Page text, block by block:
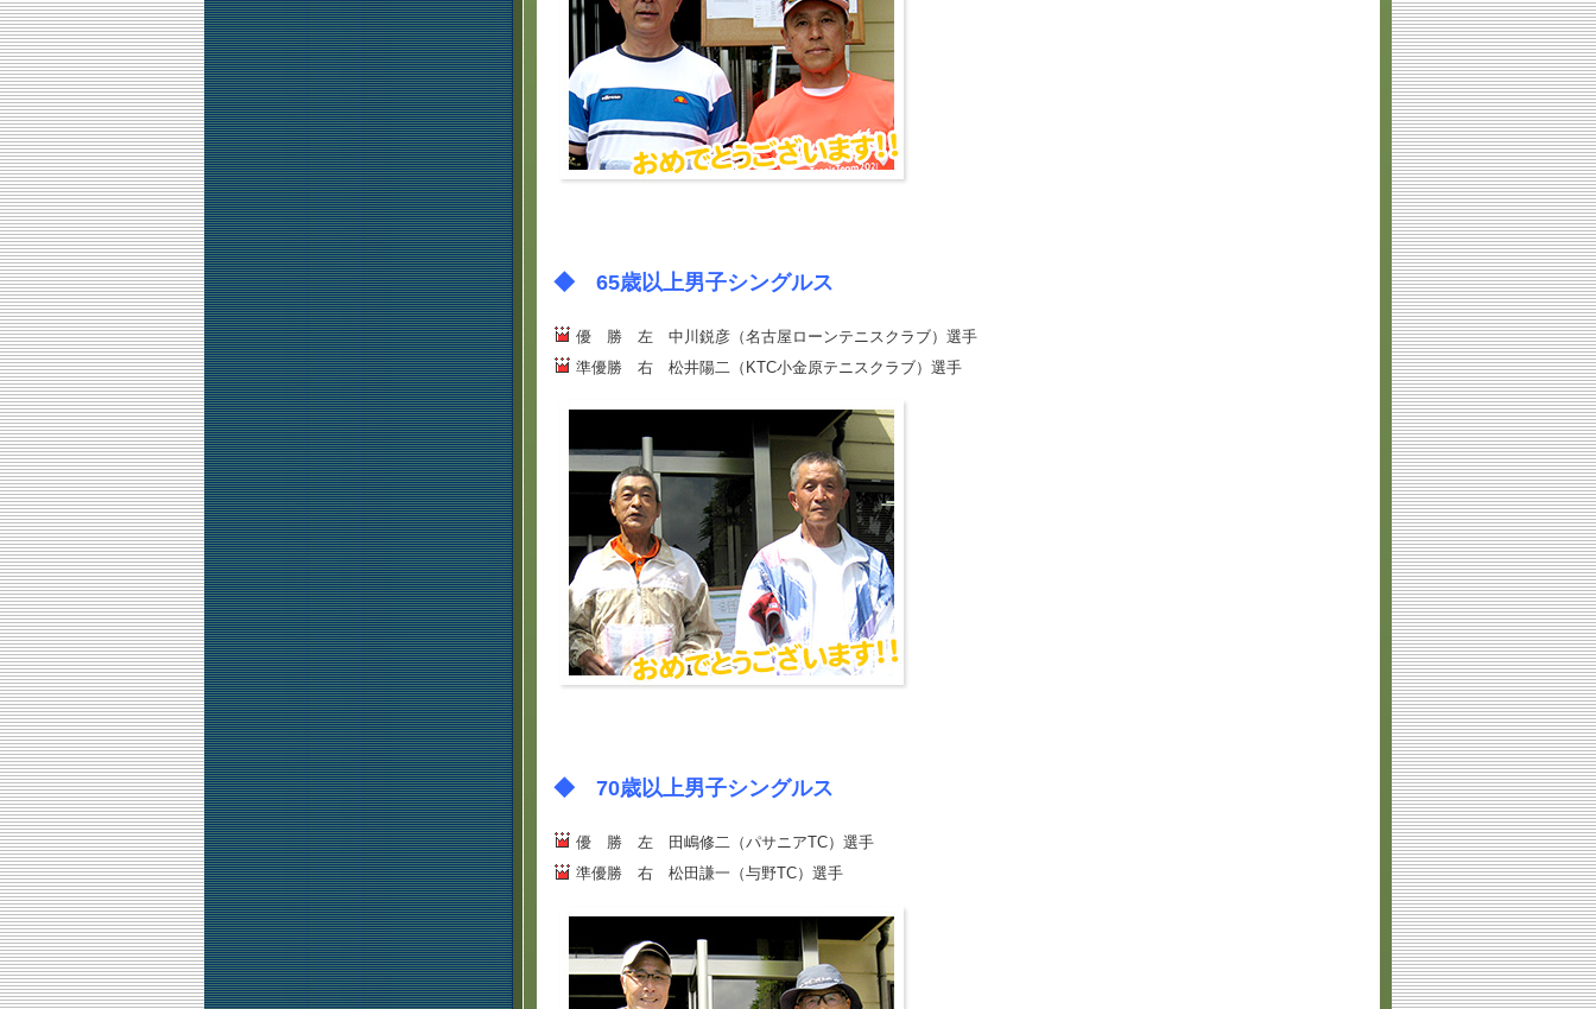
◆ 65歳以上男子シングルス
優 勝 左 中川鋭彦（名古屋ローンテニスクラブ）選手
準優勝 右 松井陽二（KTC小金原テニスクラブ）選手
◆ 70歳以上男子シングルス
優 勝 左 田嶋修二（パサニアTC）選手
準優勝 右 松田謙一（与野TC）選手